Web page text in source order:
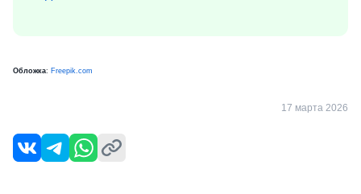
Обложка: Freepik.com
17 марта 2026